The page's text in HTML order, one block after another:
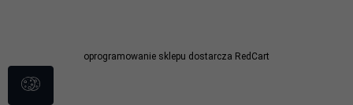
oprogramowanie sklepu dostarcza RedCart